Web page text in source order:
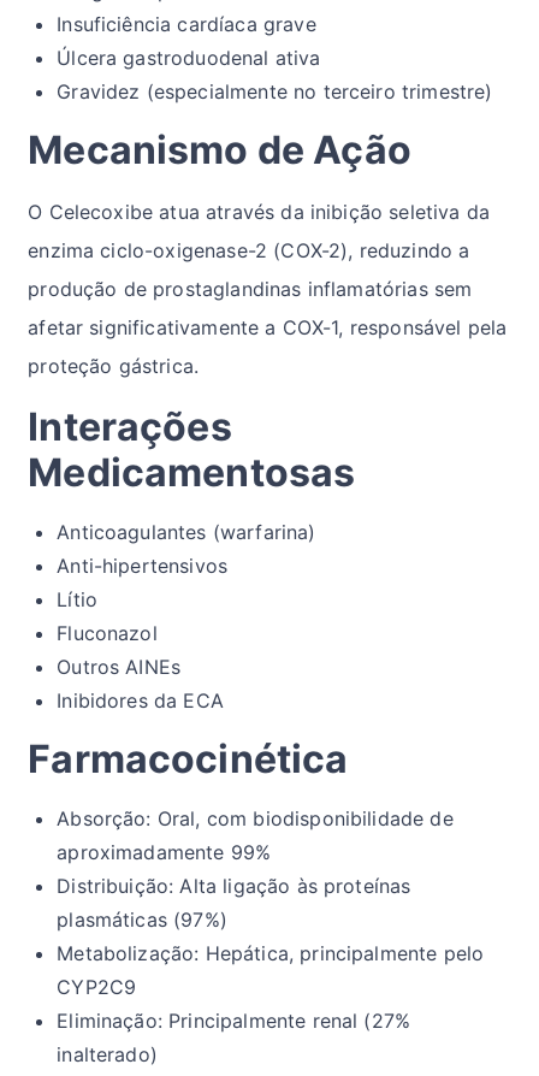
Insuficiência cardíaca grave
Úlcera gastroduodenal ativa
Gravidez (especialmente no terceiro trimestre)
Mecanismo de Ação
O Celecoxibe atua através da inibição seletiva da
enzima ciclo-oxigenase-2 (COX-2), reduzindo a
produção de prostaglandinas inflamatórias sem
afetar significativamente a COX-1, responsável pela
proteção gástrica.
Interações
Medicamentosas
Anticoagulantes (warfarina)
Anti-hipertensivos
Lítio
Fluconazol
Outros AINEs
Inibidores da ECA
Farmacocinética
Absorção: Oral, com biodisponibilidade de
aproximadamente 99%
Distribuição: Alta ligação às proteínas
plasmáticas (97%)
Metabolização: Hepática, principalmente pelo
CYP2C9
Eliminação: Principalmente renal (27%
inalterado)